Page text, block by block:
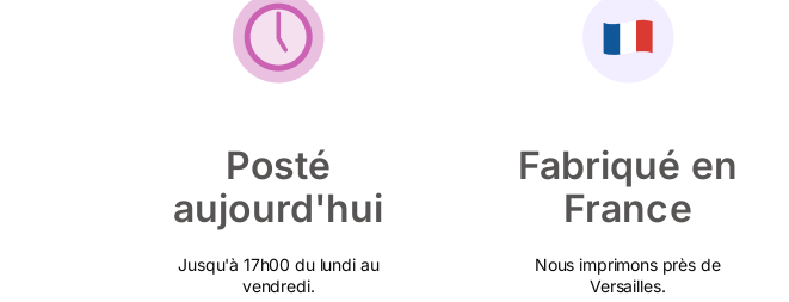
Posté
aujourd'hui
Jusqu'à 17h00 du lundi au
vendredi.
Fabriqué en
France
Nous imprimons près de
Versailles.